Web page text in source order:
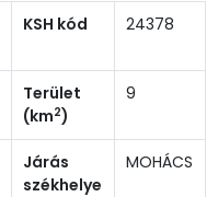
KSH kód 24378
Terület
(km2)
9
Járás
székhelye
MOHÁCS